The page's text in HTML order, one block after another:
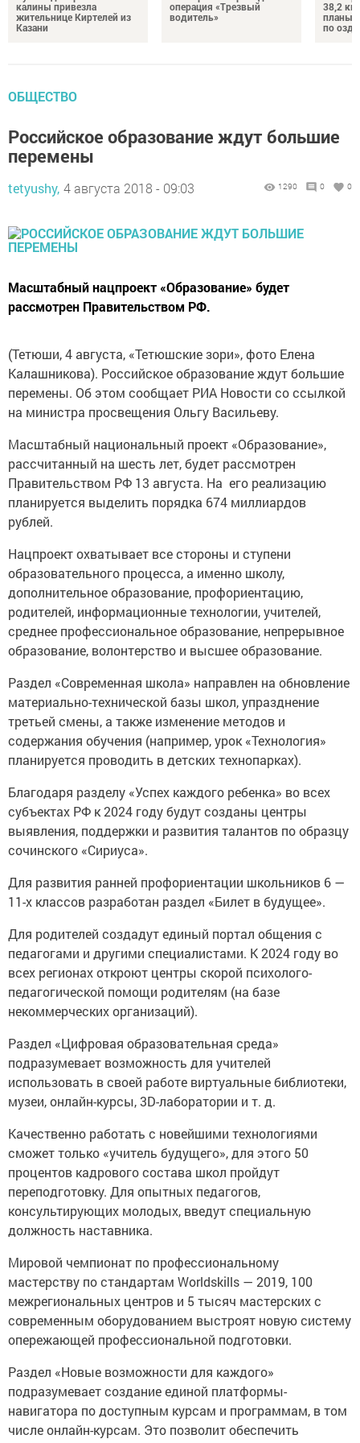
калины привезла
жительнице Киртелей из
Казани
операция «Трезвый
водитель»
38,2 км
планы
по
ОБЩЕСТВО
Российское образование ждут большие
перемены
tetyushy, 4 августа 2018 - 09:03 1290 0 0
Масштабный нацпроект «Образование» будет
рассмотрен Правительством РФ.
(Тетюши, 4 августа, «Тетюшские зори», фото Елена
Калашникова). Российское образование ждут большие
перемены. Об этом сообщает РИА Новости со ссылкой
на министра просвещения Ольгу Васильеву.
Масштабный национальный проект «Образование»,
рассчитанный на шесть лет, будет рассмотрен
Правительством РФ 13 августа. На его реализацию
планируется выделить порядка 674 миллиардов
рублей.
Нацпроект охватывает все стороны и ступени
образовательного процесса, а именно школу,
дополнительное образование, профориентацию,
родителей, информационные технологии, учителей,
среднее профессиональное образование, непрерывное
образование, волонтерство и высшее образование.
Раздел «Современная школа» направлен на обновление
материально-технической базы школ, упразднение
третьей смены, а также изменение методов и
содержания обучения (например, урок «Технология»
планируется проводить в детских технопарках).
Благодаря разделу «Успех каждого ребенка» во всех
субъектах РФ к 2024 году будут созданы центры
выявления, поддержки и развития талантов по образцу
сочинского «Сириуса».
Для развития ранней профориентации школьников 6 —
11-х классов разработан раздел «Билет в будущее».
Для родителей создадут единый портал общения с
педагогами и другими специалистами. К 2024 году во
всех регионах откроют центры скорой психолого-
педагогической помощи родителям (на базе
некоммерческих организаций).
Раздел «Цифровая образовательная среда»
подразумевает возможность для учителей
использовать в своей работе виртуальные библиотеки,
музеи, онлайн-курсы, 3D-лаборатории и т. д.
Качественно работать с новейшими технологиями
сможет только «учитель будущего», для этого 50
процентов кадрового состава школ пройдут
переподготовку. Для опытных педагогов,
консультирующих молодых, введут специальную
должность наставника.
Мировой чемпионат по профессиональному
мастерству по стандартам Worldskills — 2019, 100
межрегиональных центров и 5 тысяч мастерских с
современным оборудованием выстроят новую систему
опережающей профессиональной подготовки.
Раздел «Новые возможности для каждого»
подразумевает создание единой платформы-
навигатора по доступным курсам и программам, в том
числе онлайн-курсам. Это позволит обеспечить